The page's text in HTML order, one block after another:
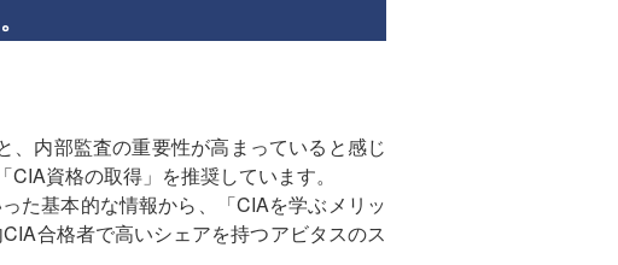
内部監査の重要性が高まっていると感じ
資格の取得」を推奨しています。
た基本的な情報から、「CIAを学ぶメリッ
合格者で高いシェアを持つアビタスのス